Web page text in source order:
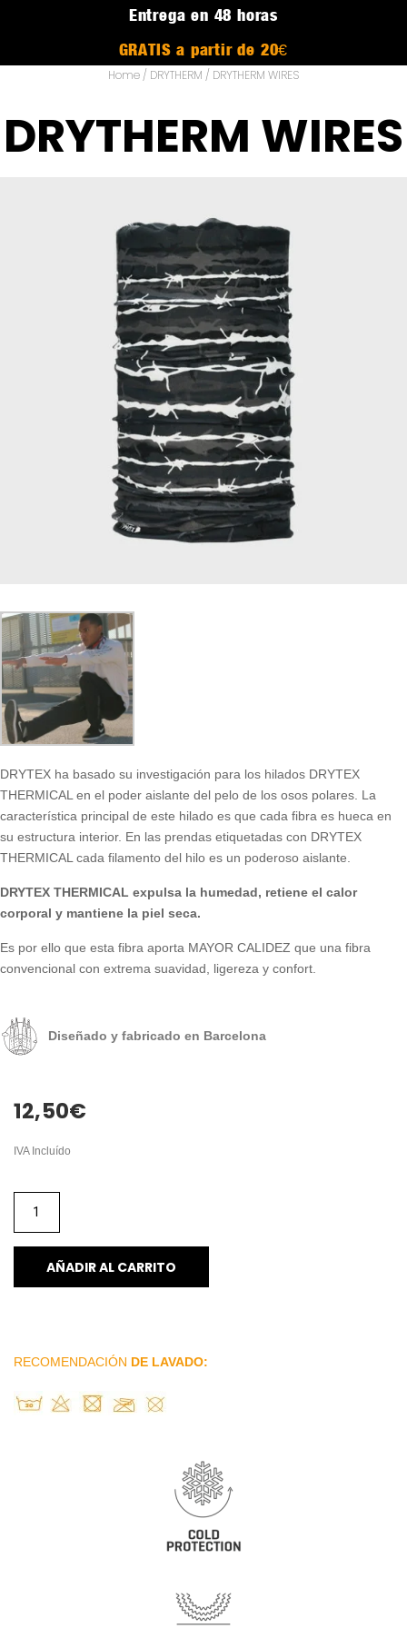
Entrega en 48 horas
GRATIS a partir de 20€
Home / DRYTHERM / DRYTHERM WIRES
DRYTHERM WIRES
DRYTEX ha basado su investigación para los hilados DRYTEX
THERMICAL en el poder aislante del pelo de los osos polares. La
característica principal de este hilado es que cada fibra es hueca en
su estructura interior. En las prendas etiquetadas con DRYTEX
THERMICAL cada filamento del hilo es un poderoso aislante.
DRYTEX THERMICAL expulsa la humedad, retiene el calor
corporal y mantiene la piel seca.
Es por ello que esta fibra aporta MAYOR CALIDEZ que una fibra
convencional con extrema suavidad, ligereza y confort.
Diseñado y fabricado en Barcelona
12,50€
IVA Incluído
AÑADIR AL CARRITO
RECOMENDACIÓN DE LAVADO: